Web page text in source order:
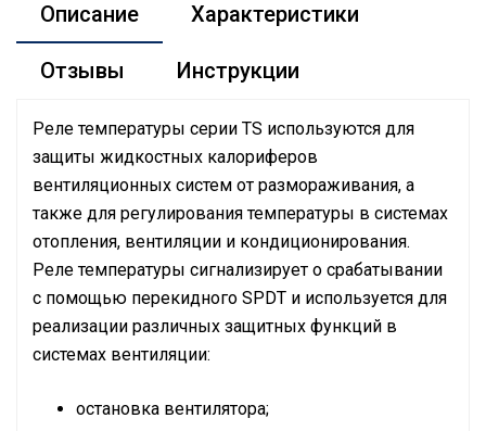
Описание Характеристики
Отзывы Инструкции
Реле температуры серии TS используются для
защиты жидкостных калориферов
вентиляционных систем от размораживания, а
также для регулирования температуры в системах
отопления, вентиляции и кондиционирования.
Реле температуры сигнализирует о срабатывании
с помощью перекидного SPDT и используется для
реализации различных защитных функций в
системах вентиляции:
остановка вентилятора;